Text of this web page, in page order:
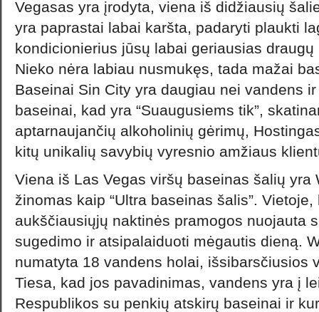
Vegasas yra įrodyta, viena iš didžiausių
yra paprastai labai karšta, padaryti plaukti
kondicionierius jūsų labai geriausias
Nieko nėra labiau nusmukęs, tada mažai
Baseinai Sin City yra daugiau nei vandens
baseinai, kad yra “Suaugusiems tik”,
aptarnaujančių alkoholinių gėrimų,
kitų unikalių savybių vyresnio amžiaus
Viena iš Las Vegas viršų baseinas šalių yra
žinomas kaip “Ultra baseinas šalis”.
aukščiausiųjų naktinės pramogos nuojauta
sugedimo ir atsipalaiduoti mėgautis dieną.
numatyta 18 vandens holai, išsibarsčiusios
Tiesa, kad jos pavadinimas, vandens yra į
Respublikos su penkių atskirų baseinai ir